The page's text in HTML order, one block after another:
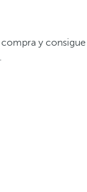
y consigue